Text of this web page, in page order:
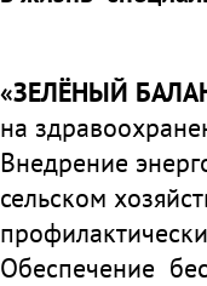
«ЗЕЛЁНЫЙ
на
Внедрение
сельском
Обеспечение